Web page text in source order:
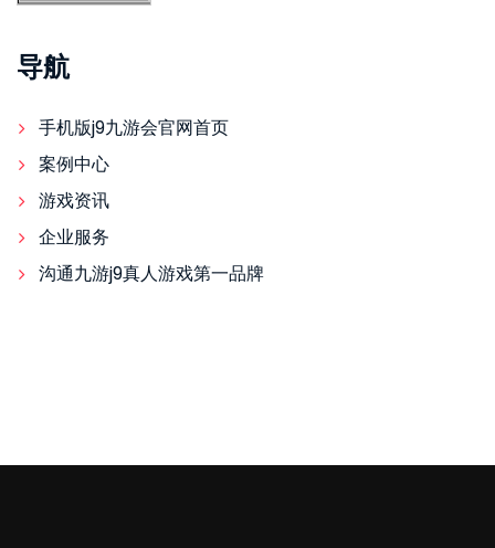
导航
手机版j9九游会官网首页
案例中心
游戏资讯
企业服务
沟通九游j9真人游戏第一品牌